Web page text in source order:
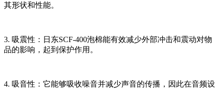
其形状和性能。
3. 吸震性：日东SCF-400泡棉能有效减少外部冲击和震动对物
品的影响，起到保护作用。
4. 吸音性：它能够吸收噪音并减少声音的传播，因此在音频设